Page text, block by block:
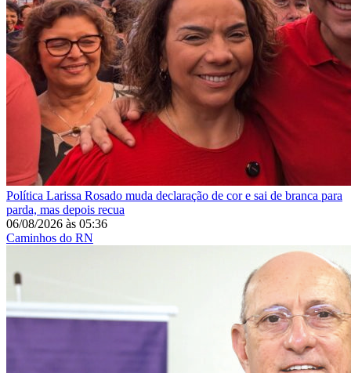
Política Larissa Rosado muda declaração de cor e sai de branca para
parda, mas depois recua
06/08/2026 às 05:36
Caminhos do RN